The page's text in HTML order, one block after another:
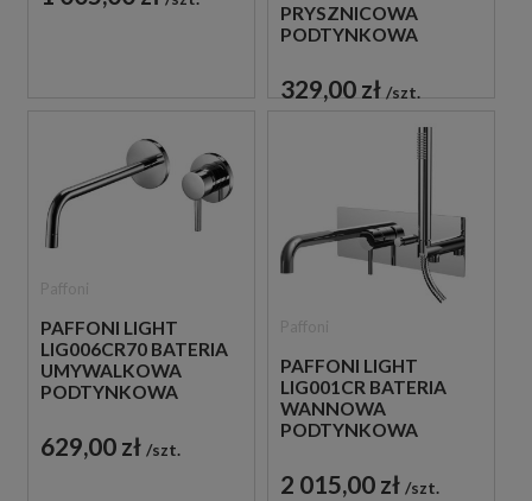
PRYSZNICOWA
PODTYNKOWA
CHROM
329,00 zł szt.
PAFFONI LIGHT
LIG006CR70 BATERIA
UMYWALKOWA
PODTYNKOWA
CHROM
629,00 zł szt.
PAFFONI LIGHT
LIG001CR BATERIA
WANNOWA
PODTYNKOWA
CHROM
2 015,00 zł szt.